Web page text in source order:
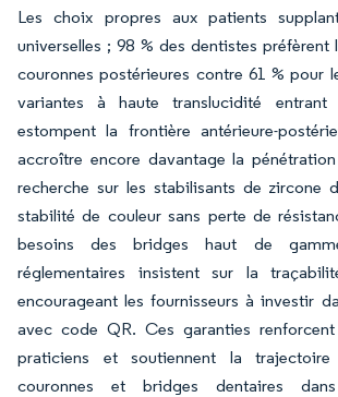
Les choix propres aux patients
universelles ; 98 % des dentistes préfèrent
couronnes postérieures contre 61 % pour
variantes à haute translucidité
estompent la frontière antérieure-
accroître encore davantage la
recherche sur les stabilisants de zircone
stabilité de couleur sans perte de
besoins des bridges haut de
réglementaires insistent sur la
encourageant les fournisseurs à investir
avec code QR. Ces garanties
praticiens et soutiennent la
couronnes et bridges dentaires